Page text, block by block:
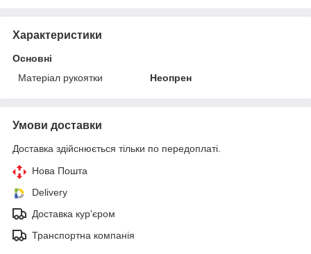
Характеристики
Основні
Матеріал рукоятки
Неопрен
Умови доставки
Доставка здійснюється тільки по передоплаті.
Нова Пошта
Delivery
Доставка кур'єром
Транспортна компанія